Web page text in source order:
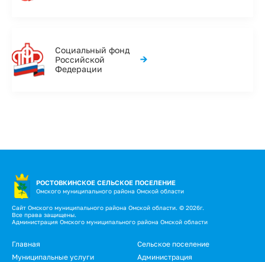
Социальный фонд
Российской
Федерации
→
РОСТОВКИНСКОЕ СЕЛЬСКОЕ ПОСЕЛЕНИЕ
Омского муниципального района Омской области
Сайт Омского муниципального района Омской области. © 2026г.
Все права защищены.
Администрация Омского муниципального района Омской области
Подвал
Главная
Сельское поселение
Муниципальные услуги
Администрация